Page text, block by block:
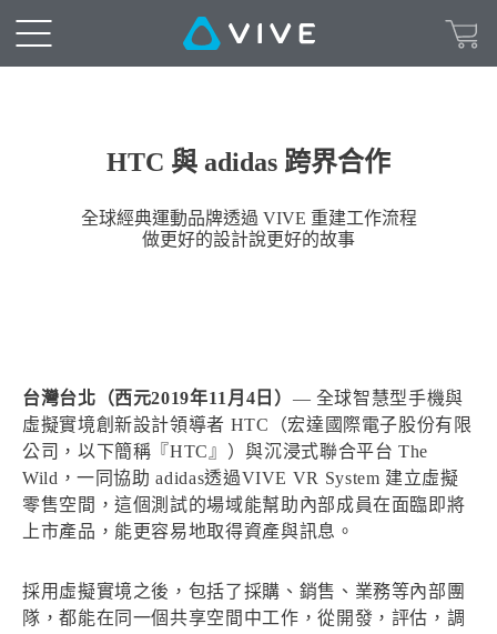
HTC 與 adidas 跨界合作
全球經典運動品牌透過 VIVE 重建工作流程
做更好的設計說更好的故事
台灣台北（西元2019年11月4日） — 全球智慧型手機與
虛擬實境創新設計領導者 HTC（宏達國際電子股份有限
公司，以下簡稱『HTC』）與沉浸式聯合平台 The
Wild，一同協助 adidas透過VIVE VR System 建立虛擬
零售空間，這個測試的場域能幫助內部成員在面臨即將
上市產品，能更容易地取得資產與訊息。
採用虛擬實境之後，包括了採購、銷售、業務等內部團
隊，都能在同一個共享空間中工作，從開發，評估，調